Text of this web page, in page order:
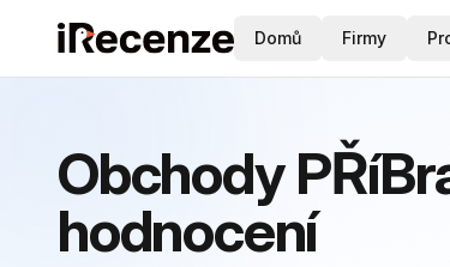
Domů Firmy
Obchody
hodnocení